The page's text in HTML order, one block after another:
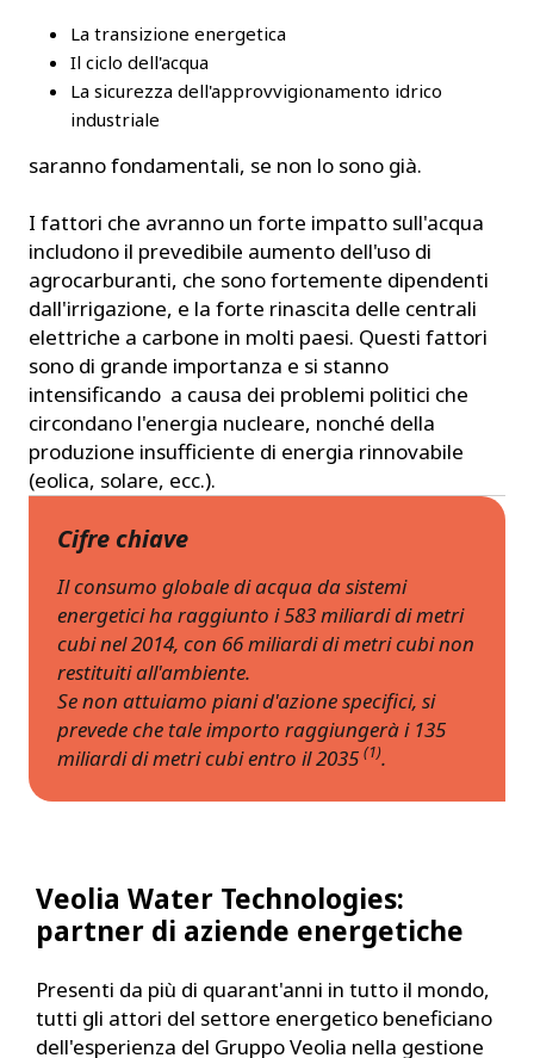
La transizione energetica
Il ciclo dell'acqua
La sicurezza dell'approvvigionamento idrico
industriale
saranno fondamentali, se non lo sono già.
I fattori che avranno un forte impatto sull'acqua
includono il prevedibile aumento dell'uso di
agrocarburanti, che sono fortemente dipendenti
dall'irrigazione, e la forte rinascita delle centrali
elettriche a carbone in molti paesi. Questi fattori
sono di grande importanza e si stanno
intensificando a causa dei problemi politici che
circondano l'energia nucleare, nonché della
produzione insufficiente di energia rinnovabile
(eolica, solare, ecc.).
Cifre chiave
Il consumo globale di acqua da sistemi
energetici ha raggiunto i 583 miliardi di metri
cubi nel 2014, con 66 miliardi di metri cubi non
restituiti all'ambiente.
Se non attuiamo piani d'azione specifici, si
prevede che tale importo raggiungerà i 135
miliardi di metri cubi entro il 2035 (1).
Veolia Water Technologies:
partner di aziende energetiche
Presenti da più di quarant'anni in tutto il mondo,
tutti gli attori del settore energetico beneficiano
dell'esperienza del Gruppo Veolia nella gestione